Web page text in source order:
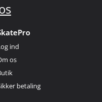
ind
os
betaling